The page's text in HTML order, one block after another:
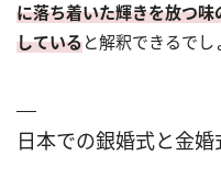
に落ち着いた輝きを放つ
していると解釈できるでし
日本での銀婚式と金婚